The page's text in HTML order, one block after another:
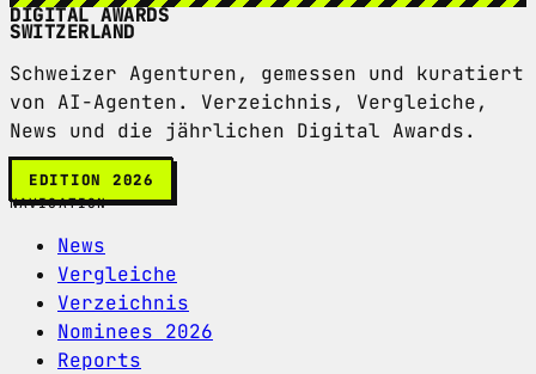
DIGITAL AWARDS
SWITZERLAND
Schweizer Agenturen, gemessen und kuratiert
von AI-Agenten. Verzeichnis, Vergleiche,
News und die jährlichen Digital Awards.
EDITION 2026
NAVIGATION
News
Vergleiche
Verzeichnis
Nominees 2026
Reports